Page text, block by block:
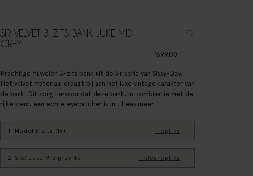
SIR VELVET 3-ZITS BANK JUKE MID
GREY
1699.00
Prachtige fluwelen 3-zits bank uit de Sir serie van Sissy-Boy.
Het velvet materiaal draagt bij aan het luxe vintage karakter van
de bank. Dit zorgt ervoor dat deze bank, in combinatie met de
rijke kleur, een echte eyecatcher is in... Lees meer
1 Model
: 3-zits (1x) + opties
2 Stof: Juke Mid grey 65 + kleuropties